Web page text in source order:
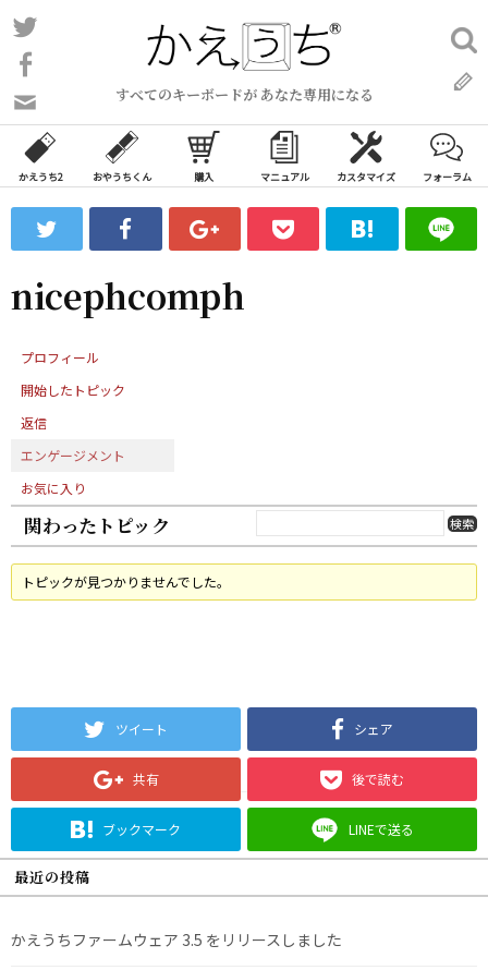
コ
ン
ン
ツ
ス
ッ
すべてのキーボードが あなた専用になる
い
合
わ
フ
ォ
ム
検
索:
かえうち2 おやうちくん 購入 マニュアル カスタマイズ フォーラム
nicephcomph
プロフィール
開始したトピック
返信
エンゲージメント
お気に入り
関わったトピック
トピックが見つかりませんでした。
ツイート シェア
共有 後で読む
ブックマーク LINEで送る
最近の投稿
かえうちファームウェア 3.5 をリリースしました